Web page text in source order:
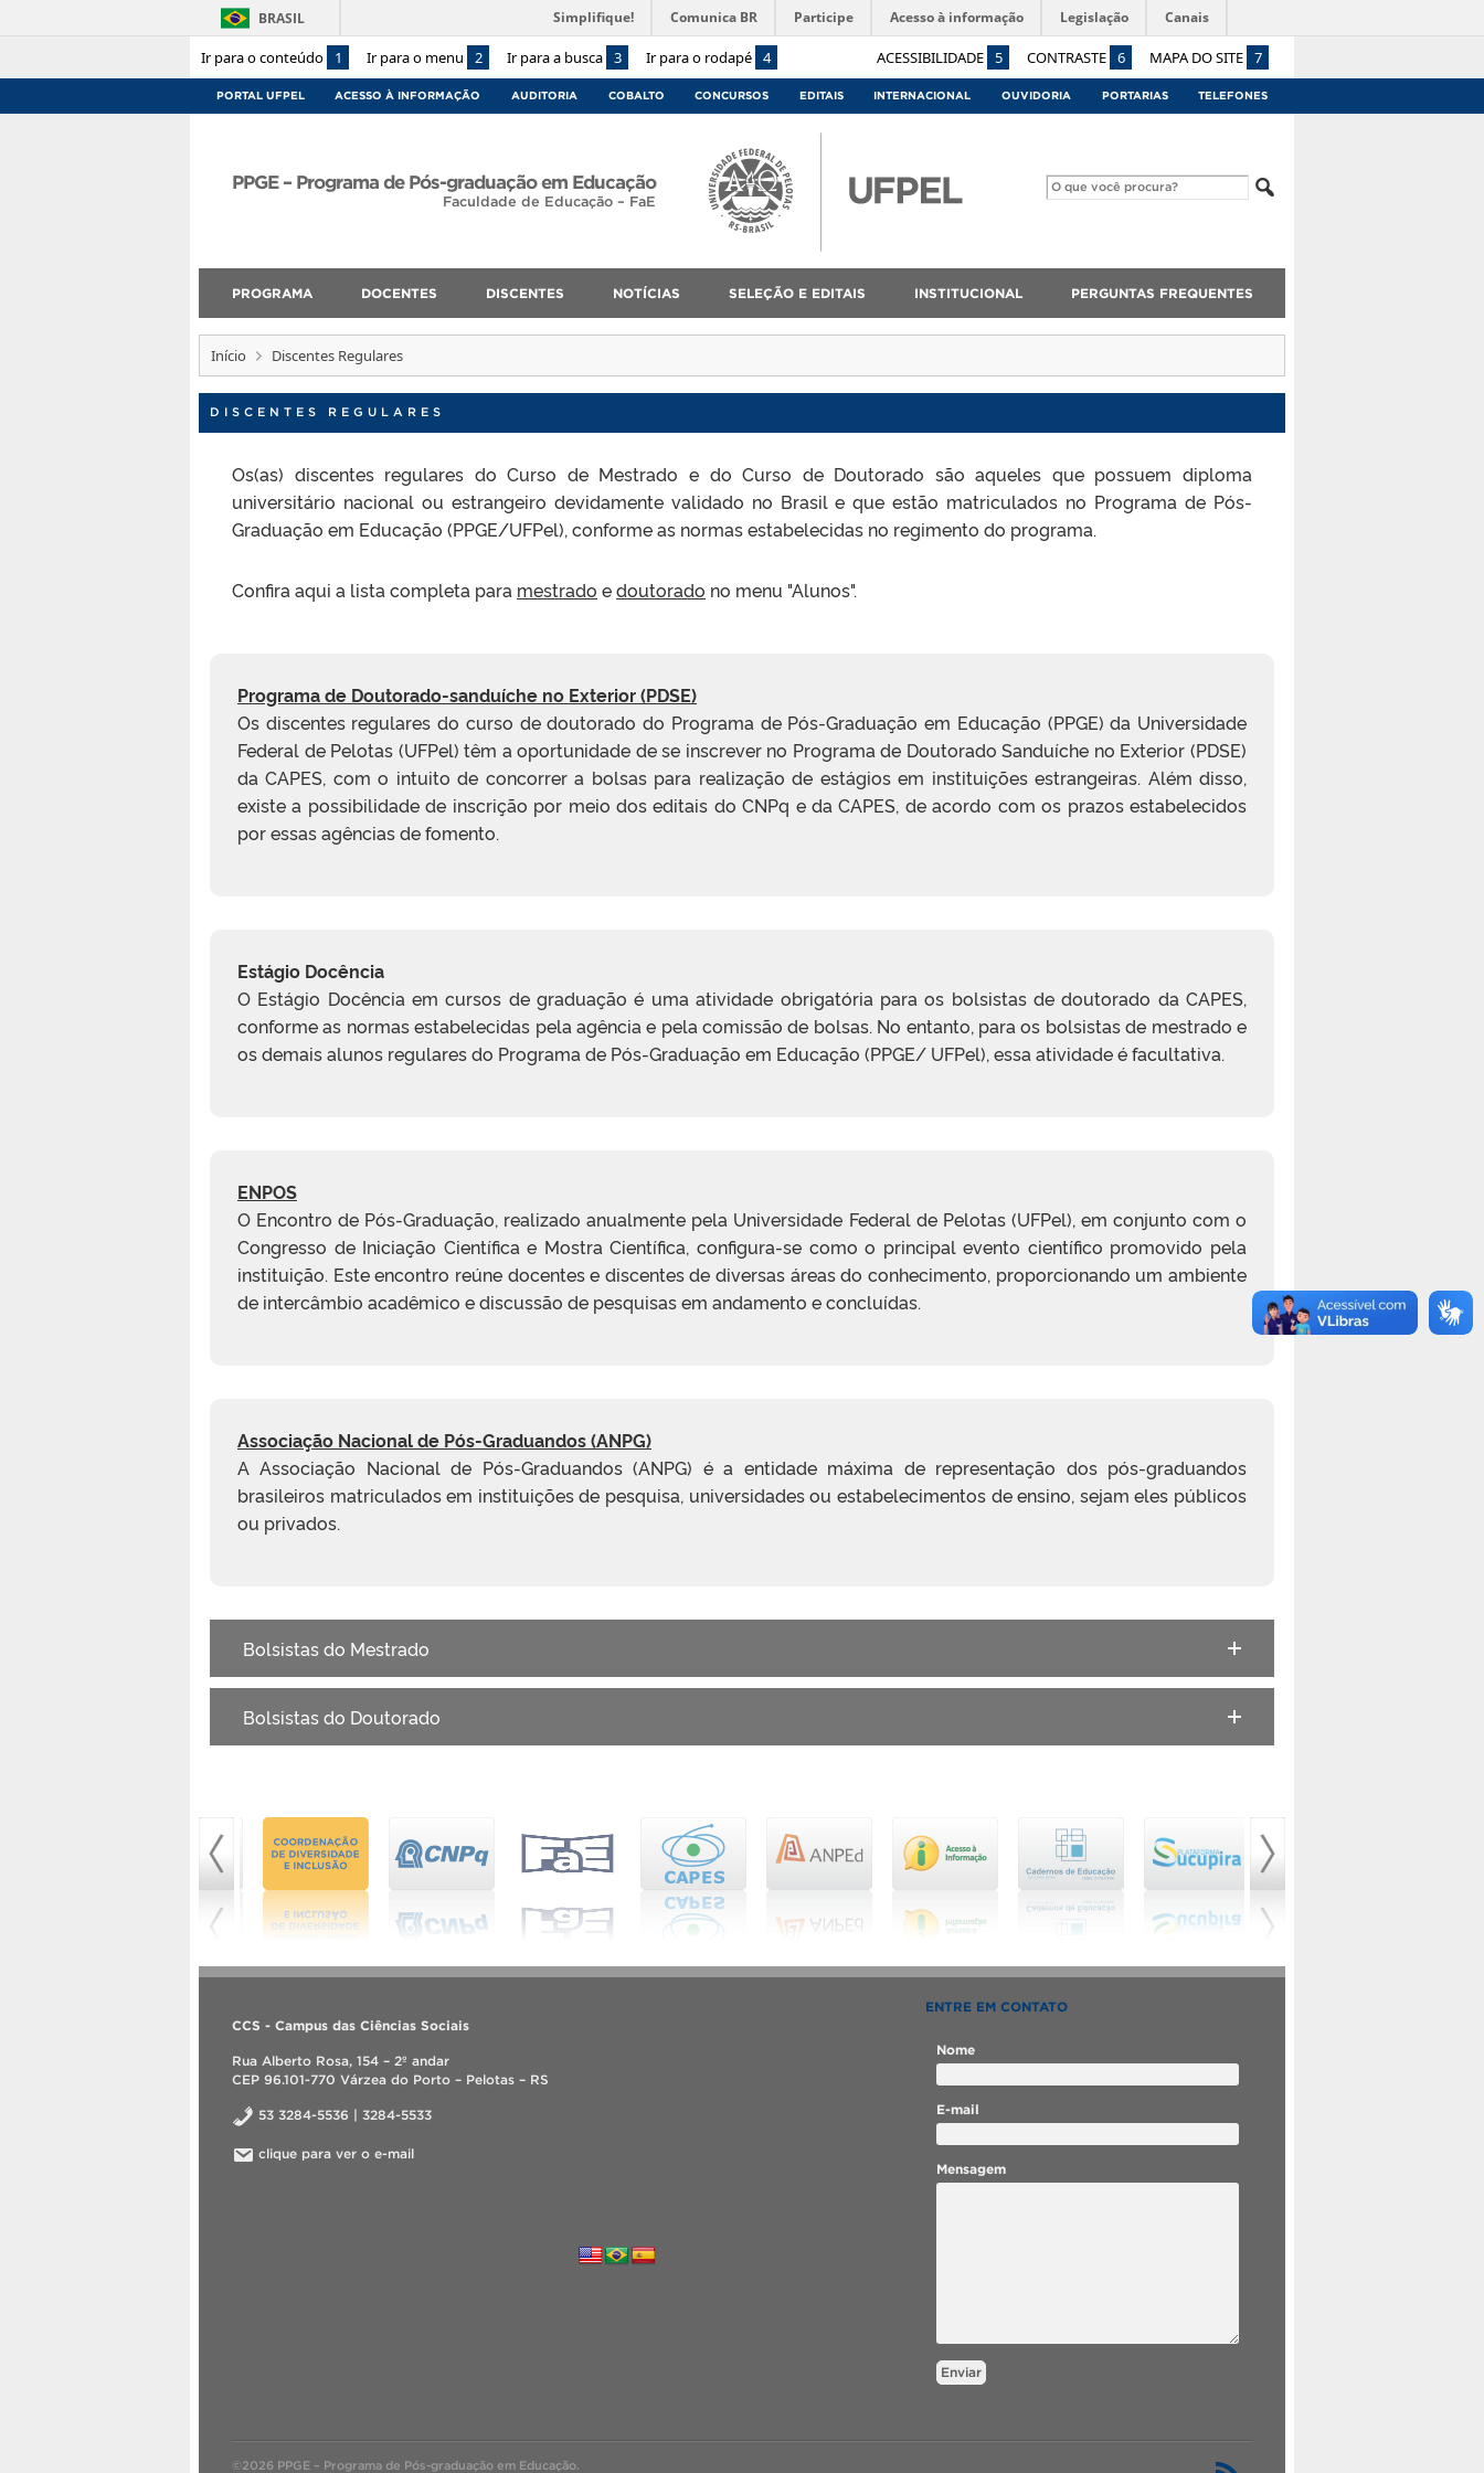
Ir para o conteúdo 1 Ir para o menu 2 Ir para a busca 3 Ir para o rodapé 4 ACESSIBILIDADE 5 CONTRASTE 6 MAPA DO SITE 7
BRASIL Simplifique! Comunica BR Participe Acesso à informação Legislação Canais
PORTAL UFPEL ACESSO À INFORMAÇÃO AUDITORIA COBALTO CONCURSOS EDITAIS INTERNACIONAL OUVIDORIA PORTARIAS TELEFONES
PPGE – Programa de Pós-graduação em Educação
Faculdade de Educação – FaE
PROGRAMA DOCENTES DISCENTES NOTÍCIAS SELEÇÃO E EDITAIS INSTITUCIONAL PERGUNTAS FREQUENTES
Início Discentes Regulares
DISCENTES REGULARES
Os(as) discentes regulares do Curso de Mestrado e do Curso de Doutorado são aqueles que possuem diploma
universitário nacional ou estrangeiro devidamente validado no Brasil e que estão matriculados no Programa de Pós-
Graduação em Educação (PPGE/UFPel), conforme as normas estabelecidas no regimento do programa.
Confira aqui a lista completa para mestrado edoutorado no menu "Alunos".
Programa de Doutorado-sanduíche no Exterior (PDSE)
Os discentes regulares do curso de doutorado do Programa de Pós-Graduação em Educação (PPGE) da Universidade
Federal de Pelotas (UFPel) têm a oportunidade de se inscrever no Programa de Doutorado Sanduíche no Exterior (PDSE)
da CAPES, com o intuito de concorrer a bolsas para realização de estágios em instituições estrangeiras. Além disso,
existe a possibilidade de inscrição por meio dos editais do CNPq e da CAPES, de acordo com os prazos estabelecidos
por essas agências de fomento.
Estágio Docência
O Estágio Docência em cursos de graduação é uma atividade obrigatória para os bolsistas de doutorado da CAPES,
conforme as normas estabelecidas pela agência e pela comissão de bolsas. No entanto, para os bolsistas de mestrado e
os demais alunos regulares do Programa de Pós-Graduação em Educação (PPGE/ UFPel), essa atividade é facultativa.
ENPOS
O Encontro de Pós-Graduação, realizado anualmente pela Universidade Federal de Pelotas (UFPel), em conjunto com o
Congresso de Iniciação Científica e Mostra Científica, configura-se como o principal evento científico promovido pela
instituição. Este encontro reúne docentes e discentes de diversas áreas do conhecimento, proporcionando um ambiente
de intercâmbio acadêmico e discussão de pesquisas em andamento e concluídas.
Associação Nacional de Pós-Graduandos (ANPG)
A Associação Nacional de Pós-Graduandos (ANPG) é a entidade máxima de representação dos pós-graduandos
brasileiros matriculados em instituições de pesquisa, universidades ou estabelecimentos de ensino, sejam eles públicos
ou privados.
Bolsistas do Mestrado
Bolsistas do Doutorado
CCS - Campus das Ciências Sociais
Rua Alberto Rosa, 154 – 2º andar
CEP 96.101-770 Várzea do Porto – Pelotas – RS
53 3284-5536 | 3284-5533
clique para ver o e-mail
ENTRE EM CONTATO
Nome
E-mail
Mensagem
Enviar
©2026 PPGE – Programa de Pós-graduação em Educação.